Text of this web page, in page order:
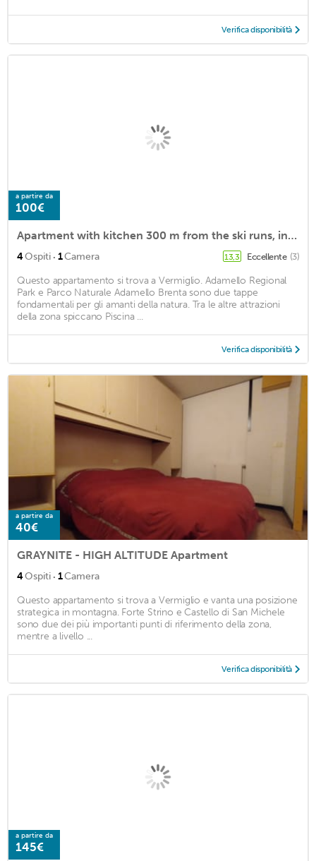
Verifica disponibilità
a partire da
100€
Apartment with kitchen 300 m from the ski runs, in the Italian Alps
4Ospiti · 1Camera 13,3 Eccellente (3)
Questo appartamento si trova a Vermiglio. Adamello Regional
Park e Parco Naturale Adamello Brenta sono due tappe
fondamentali per gli amanti della natura. Tra le altre attrazioni
della zona spiccano Piscina ...
Verifica disponibilità
a partire da
40€
GRAYNITE - HIGH ALTITUDE Apartment
4Ospiti · 1Camera
Questo appartamento si trova a Vermiglio e vanta una posizione
strategica in montagna. Forte Strino e Castello di San Michele
sono due dei più importanti punti di riferimento della zona,
mentre a livello ...
Verifica disponibilità
a partire da
145€